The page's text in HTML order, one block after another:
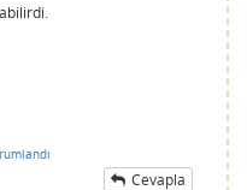
Cevapla